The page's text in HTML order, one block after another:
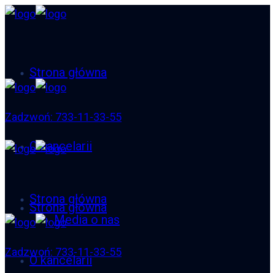
Strona główna
O kancelarii
Media o nas
Zadzwoń: 733-11-33-55
Strona główna
O kancelarii
Strona główna
Zadzwoń: 733-11-33-55